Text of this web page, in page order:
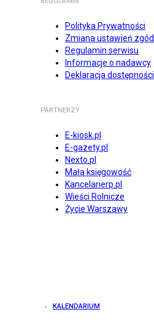
Polityka Prywatności
Zmiana ustawień zgód
Regulamin serwisu
Informacje o nadawcy
Deklaracja dostępności
PARTNERZY
E-kiosk.pl
E-gazety.pl
Nexto.pl
Mała księgowość
Kancelarierp.pl
Wieści Rolnicze
Życie Warszawy
KALENDARIUM